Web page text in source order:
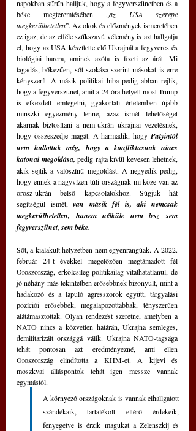
napokban sűrűn halljuk, hogy a fegyverszünetben és a
béke megteremtésében „az USA szerepe
megkerülhetetlen”. Az okok és előzmények ismeretében
ez igaz, de az efféle szűkszavú vélemény is azt hallgatja
el, hogy az USA készítette elő Ukrajnát a fegyveres és
biológiai harcra, aminek azóta is fizeti az árát. Mi
tagadás, bőkezűen, sőt szokása szerint másokat is erre
kényszerít. A másik politikai hiba pedig abban rejlik,
hogy a fegyverszünet, amit a 24 óra helyett most Trump
is elkezdett emlegetni, gyakorlati értelemben újabb
minszki egyezmény lenne, azaz ismét lehetőséget
akarnak biztosítani a nem-ukrán ukrajnai vezetésnek,
hogy összeszedje magát. A harmadik, hogy Putyintól
nem hallottuk még, hogy a konfliktusnak nincs
katonai megoldása, pedig rajta kívül kevesen lehetnek,
akik sejtik a valószínű megoldást. A negyedik pedig,
hogy ennek a nagyvízen túli országnak mi köze van az
orosz-ukrán belső kapcsolatokhoz. Súgjuk hát
segítségül ismét, van másik fél is, aki nemcsak
megkerülhetetlen, hanem nélküle nem lesz sem
fegyverszünet, sem béke.
Sőt, a kialakult helyzetben nem egyenrangúak. A 2022.
február 24-t évekkel megelőzően megtámadott fél
Oroszország, erkölcsileg-politikailag vitathatatlanul, de
jó néhány más tekintetben erősebbnek bizonyult, mint a
hadakozó és a lapuló agresszorok együtt, tárgyalási
pozíciói erősebbek, megalapozottabbak, tényszerűen
alátámasztottak. Olyan rendezést szeretne, amelyben a
NATO nincs a közvetlen határán, Ukrajna semleges,
demilitarizált országgá válik. Ukrajna NATO-tagsága
tehát pontosan azt eredményezné, ami ellen
Oroszország elindította a KHM-et. A kijevi és
moszkvai álláspontok tehát igen messze vannak
egymástól.
A környező országoknak is vannak elhallgatott
szándékaik, tartalékolt eltérő érdekeik,
fenyegetve is érzik magukat a Zelenszkij és